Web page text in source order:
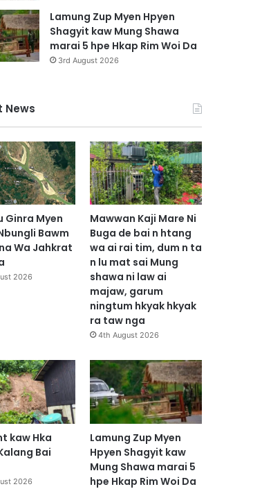
Lamung Zup Myen Hpyen
Shagyit kaw Mung Shawa
marai 5 hpe Hkap Rim Woi Da
3rd August 2026
News
Ginra Myen
Bawm
Wa Jahkrat
2026
Mawwan Kaji Mare Ni
Buga de bai n htang
wa ai rai tim, dum n ta
n lu mat sai Mung
shawa ni law ai
majaw, garum
ningtum hkyak hkyak
ra taw nga
4th August 2026
kaw Hka
Bai
2026
Lamung Zup Myen
Hpyen Shagyit kaw
Mung Shawa marai 5
hpe Hkap Rim Woi Da